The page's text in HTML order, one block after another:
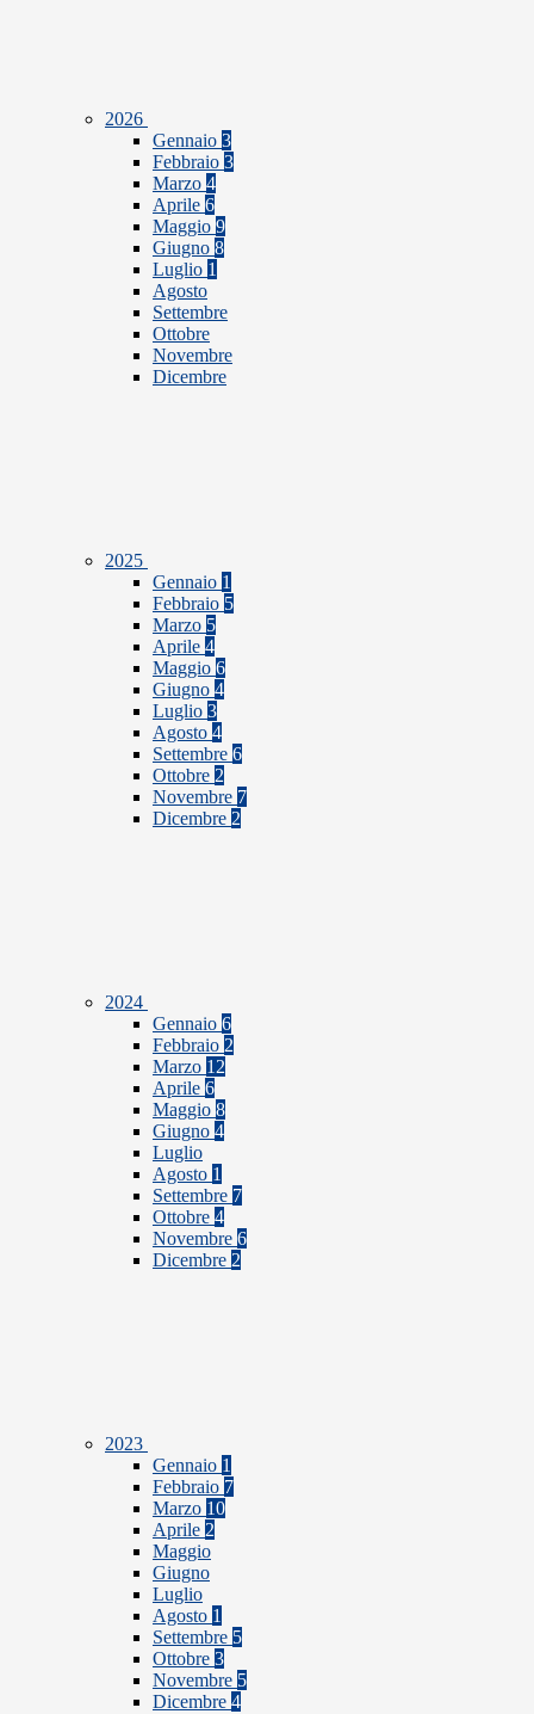
2026
Gennaio 3
Febbraio 3
Marzo 4
Aprile 6
Maggio 9
Giugno 8
Luglio 1
Agosto
Settembre
Ottobre
Novembre
Dicembre
2025
Gennaio 1
Febbraio 5
Marzo 5
Aprile 4
Maggio 6
Giugno 4
Luglio 3
Agosto 4
Settembre 6
Ottobre 2
Novembre 7
Dicembre 2
2024
Gennaio 6
Febbraio 2
Marzo 12
Aprile 6
Maggio 8
Giugno 4
Luglio
Agosto 1
Settembre 7
Ottobre 4
Novembre 6
Dicembre 2
2023
Gennaio 1
Febbraio 7
Marzo 10
Aprile 2
Maggio
Giugno
Luglio
Agosto 1
Settembre 5
Ottobre 3
Novembre 5
Dicembre 4